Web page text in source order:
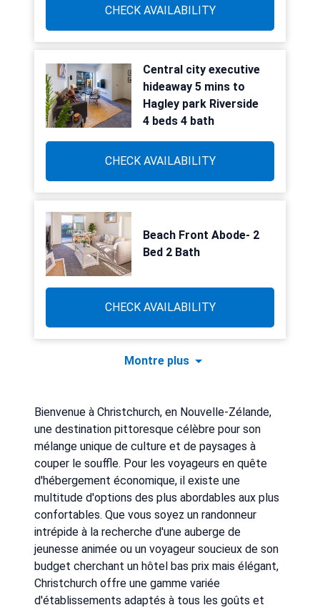
CHECK AVAILABILITY
Central city executive
hideaway 5 mins to
Hagley park Riverside
4 beds 4 bath
CHECK AVAILABILITY
Beach Front Abode- 2
Bed 2 Bath
CHECK AVAILABILITY
Montre plus
Bienvenue à Christchurch, en Nouvelle-Zélande,
une destination pittoresque célèbre pour son
mélange unique de culture et de paysages à
couper le souffle. Pour les voyageurs en quête
d'hébergement économique, il existe une
multitude d'options des plus abordables aux plus
confortables. Que vous soyez un randonneur
intrépide à la recherche d'une auberge de
jeunesse animée ou un voyageur soucieux de son
budget cherchant un hôtel bas prix mais élégant,
Christchurch offre une gamme variée
d'établissements adaptés à tous les goûts et